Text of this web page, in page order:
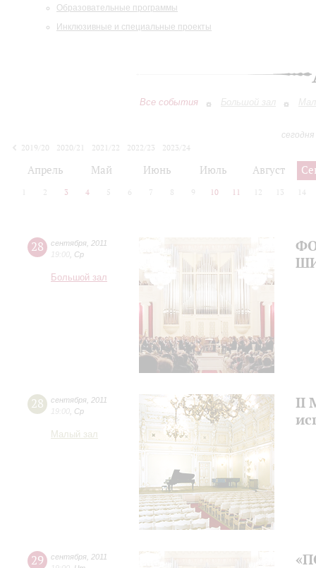
Образовательные программы
Инклюзивные и специальные проекты
Все события Большой зал
2019/20
2020/21 2021/22 2022/23
2023/24
Апрель Май Июнь Июль Август
2 3 4 5 6 7 8 9 10 11 12 13 14
28 сентября 2011
19:00 Ср
Большой зал
28 сентября 2011
19:00 Ср
Малый зал
II
29 сентября 2011